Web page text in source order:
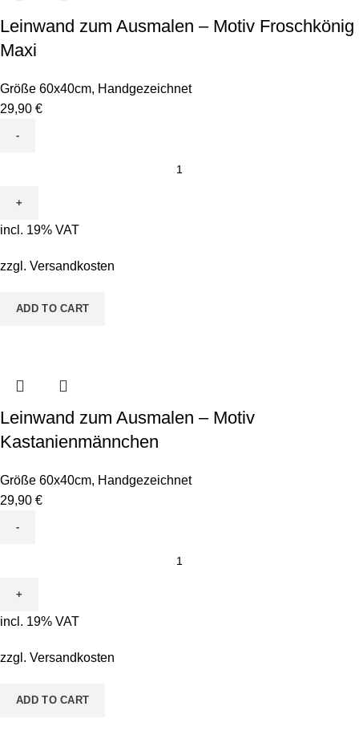
Leinwand zum Ausmalen – Motiv Froschkönig
Maxi
Größe 60x40cm, Handgezeichnet
29,90 €
Ausmalen
-
Froschkönig
quantity
incl. 19% VAT
zzgl. Versandkosten
ADD TO CART
Leinwand zum Ausmalen – Motiv
Kastanienmännchen
Größe 60x40cm, Handgezeichnet
29,90 €
Ausmalen
-
Kastanienmännchen
incl. 19% VAT
zzgl. Versandkosten
ADD TO CART